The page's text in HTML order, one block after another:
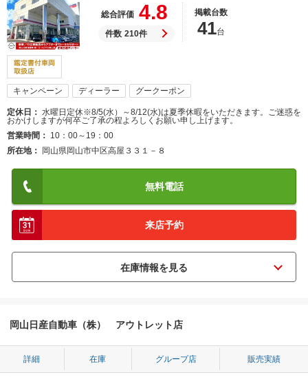
総合評価 4.8
件数 210件
掲載台数
41台
キャンペーン ディーラー グークーポン
定休日
水曜日定休※8/5(水）～8/12(水)は夏季休暇をいただきます。ご迷惑を
おかけしますが何卒ご了承の程よろしくお願い申し上げます。
営業時間
10：00～19：00
所在地
岡山県岡山市中区高屋３３１－８
無料電話
来店予約
岡山日産自動車（株） アウトレット店
詳細 在庫 グループ店 販売実績